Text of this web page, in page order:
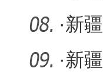
养殖
·新
社区
·新